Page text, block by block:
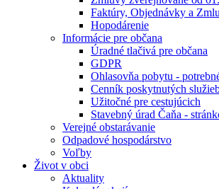
Faktúry, Objednávky a
Hopodárenie
Informácie pre občana
Úradné tlačivá pre občana
GDPR
Ohlasovňa pobytu -
Cenník poskytnutých
Užitočné pre cestujúcich
Stavebný úrad Čaňa -
Verejné obstarávanie
Odpadové hospodárstvo
Voľby
Život v obci
Aktuality